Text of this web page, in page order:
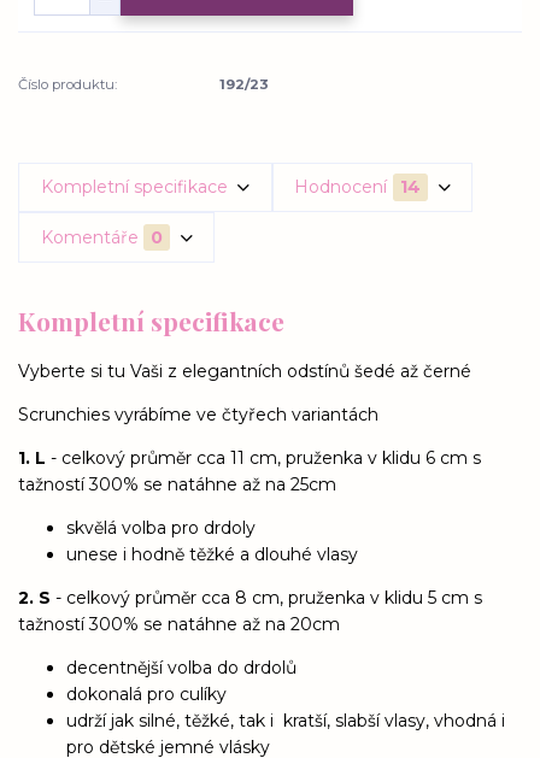
Číslo produktu: 192/23
Kompletní specifikace Hodnocení 14
Komentáře 0
Kompletní specifikace
Vyberte si tu Vaši z elegantních odstínů šedé až černé
Scrunchies vyrábíme ve čtyřech variantách
1. L - celkový průměr cca 11 cm, pruženka v klidu 6 cm s
tažností 300% se natáhne až na 25cm
skvělá volba pro drdoly
unese i hodně těžké a dlouhé vlasy
2. S - celkový průměr cca 8 cm, pruženka v klidu 5 cm s
tažností 300% se natáhne až na 20cm
decentnější volba do drdolů
dokonalá pro culíky
udrží jak silné, těžké, tak i kratší, slabší vlasy, vhodná i
pro dětské jemné vlásky